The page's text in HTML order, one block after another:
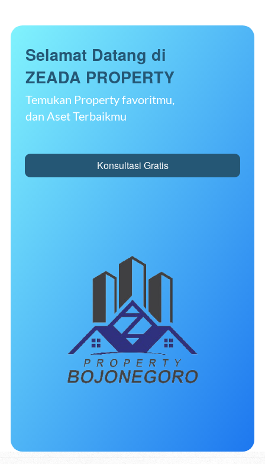
Selamat Datang di
ZEADA PROPERTY
Temukan Property favoritmu,
dan Aset Terbaikmu
`Konsultasi Gratis